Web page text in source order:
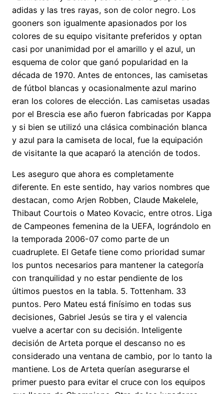
adidas y las tres rayas, son de color negro. Los
gooners son igualmente apasionados por los
colores de su equipo visitante preferidos y optan
casi por unanimidad por el amarillo y el azul, un
esquema de color que ganó popularidad en la
década de 1970. Antes de entonces, las camisetas
de fútbol blancas y ocasionalmente azul marino
eran los colores de elección. Las camisetas usadas
por el Brescia ese año fueron fabricadas por Kappa
y si bien se utilizó una clásica combinación blanca
y azul para la camiseta de local, fue la equipación
de visitante la que acaparó la atención de todos.
Les aseguro que ahora es completamente
diferente. En este sentido, hay varios nombres que
destacan, como Arjen Robben, Claude Makelele,
Thibaut Courtois o Mateo Kovacic, entre otros. Liga
de Campeones femenina de la UEFA, lográndolo en
la temporada 2006-07 como parte de un
cuadruplete. El Getafe tiene como prioridad sumar
los puntos necesarios para mantener la categoría
con tranquilidad y no estar pendiente de los
últimos puestos en la tabla. 5. Tottenham. 33
puntos. Pero Mateu está finísimo en todas sus
decisiones, Gabriel Jesús se tira y el valencia
vuelve a acertar con su decisión. Inteligente
decisión de Arteta porque el descanso no es
considerado una ventana de cambio, por lo tanto la
mantiene. Los de Arteta querían asegurarse el
primer puesto para evitar el cruce con los equipos